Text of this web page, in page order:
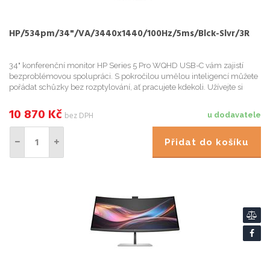
HP/534pm/34"/VA/3440x1440/100Hz/5ms/Blck-Slvr/3R
34" konferenční monitor HP Series 5 Pro WQHD USB-C vám zajistí
bezproblémovou spolupráci. S pokročilou umělou inteligencí můžete
pořádat schůzky bez rozptylování, ať pracujete kdekoli. Užívejte si
u dodavatele
10 870 Kč bez DPH
Přidat do košíku